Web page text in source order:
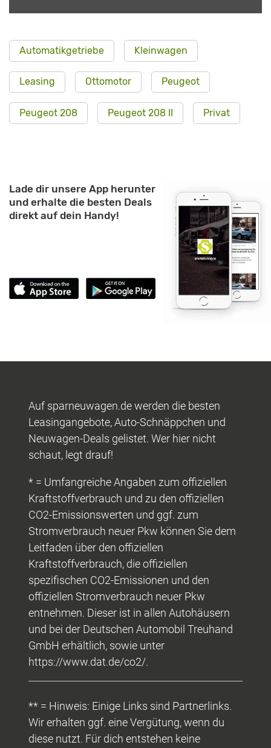
Automatikgetriebe Kleinwagen
Leasing Ottomotor Peugeot
Peugeot 208 Peugeot 208 II Privat
Lade dir unsere App herunter
und erhalte die besten Deals
direkt auf dein Handy!
Auf sparneuwagen.de werden die besten
Leasingangebote, Auto-Schnäppchen und
Neuwagen-Deals gelistet. Wer hier nicht
schaut, legt drauf!
* = Umfangreiche Angaben zum offiziellen
Kraftstoffverbrauch und zu den offiziellen
CO2-Emissionswerten und ggf. zum
Stromverbrauch neuer Pkw können Sie dem
Leitfaden über den offiziellen
Kraftstoffverbrauch, die offiziellen
spezifischen CO2-Emissionen und den
offiziellen Stromverbrauch neuer Pkw
entnehmen. Dieser ist in allen Autohäusern
und bei der Deutschen Automobil Treuhand
GmbH erhältlich, sowie unter
https://www.dat.de/co2/.
** = Hinweis: Einige Links sind Partnerlinks.
Wir erhalten ggf. eine Vergütung, wenn du
diese nutzt. Für dich entstehen keine